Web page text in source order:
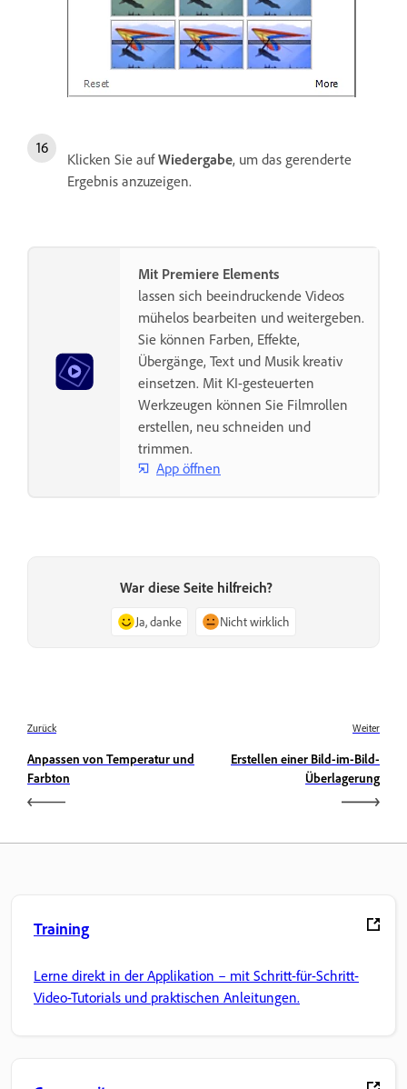
Klicken Sie aufWiedergabe, um das gerenderte
Ergebnis anzuzeigen.
Mit Premiere Elements
lassen sich beeindruckende Videos
mühelos bearbeiten und weitergeben.
Sie können Farben, Effekte,
Übergänge, Text und Musik kreativ
einsetzen. Mit KI-gesteuerten
Werkzeugen können Sie Filmrollen
erstellen, neu schneiden und
trimmen.
App öffnen
War diese Seite hilfreich?
Ja, danke Nicht wirklich
Zurück
Anpassen von Temperatur und
Farbton
Weiter
Erstellen einer Bild-im-Bild-
Überlagerung
Training
Lerne direkt in der Applikation – mit Schritt-für-Schritt-
Video-Tutorials und praktischen Anleitungen.